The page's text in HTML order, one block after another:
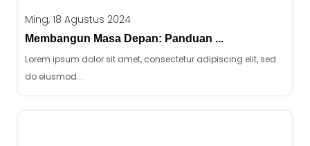
Ming, 18 Agustus 2024
Membangun Masa Depan: Panduan ...
Lorem ipsum dolor sit amet, consectetur adipiscing elit, sed
do eiusmod...